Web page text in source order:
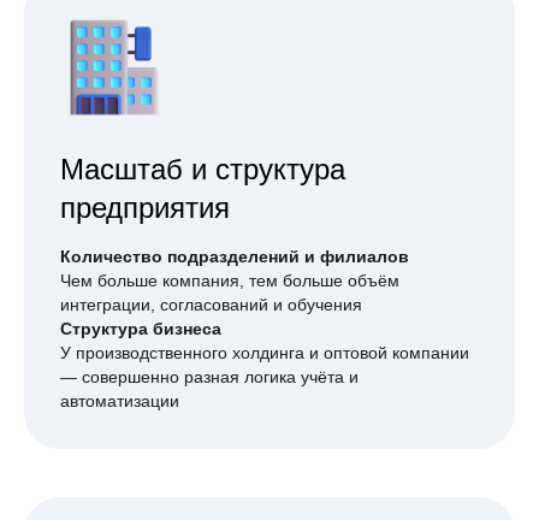
Масштаб и структура
предприятия
Количество подразделений и филиалов
Чем больше компания, тем больше объём
интеграции, согласований и обучения
Структура бизнеса
У производственного холдинга и оптовой компании
— совершенно разная логика учёта и
автоматизации